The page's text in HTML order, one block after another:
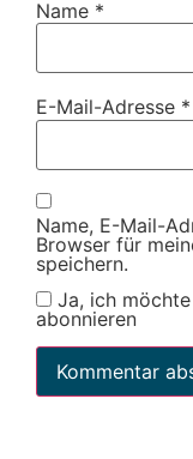
Name *
E-Mail-Adresse *
Name, E-Mail-
Browser für
speichern.
Ja, ich
abonnieren